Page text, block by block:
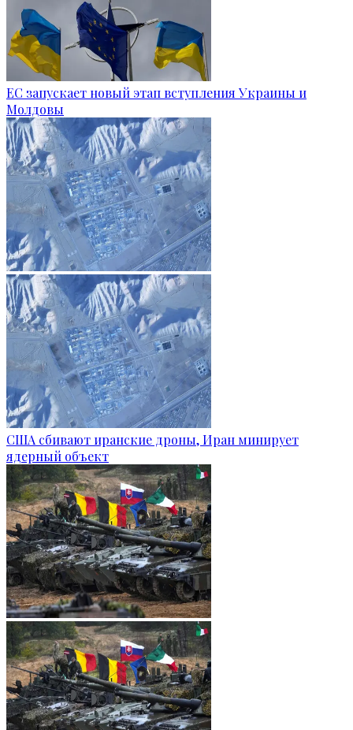
ЕС запускает новый этап вступления Украины и
Молдовы
США сбивают иранские дроны, Иран минирует
ядерный объект